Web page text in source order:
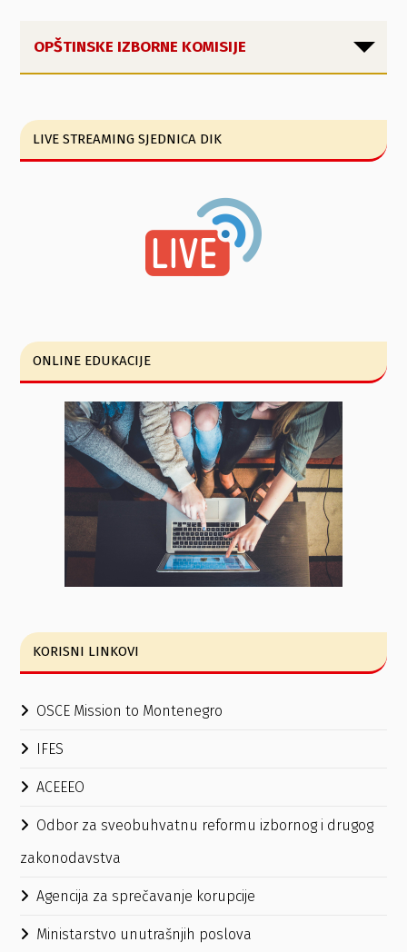
OPŠTINSKE IZBORNE KOMISIJE
LIVE STREAMING SJEDNICA DIK
ONLINE EDUKACIJE
KORISNI LINKOVI
OSCE Mission to Montenegro
IFES
ACEEEO
Odbor za sveobuhvatnu reformu izbornog i drugog
zakonodavstva
Agencija za sprečavanje korupcije
Ministarstvo unutrašnjih poslova